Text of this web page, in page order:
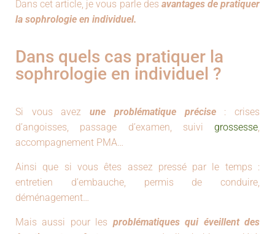
Dans cet article, je vous parle des avantages de pratiquer
la sophrologie en individuel.
Dans quels cas pratiquer la
sophrologie en individuel ?
Si vous avezune problématique précise: crises
d’angoisses, passage d’examen, suivi grossesse,
accompagnement PMA…
Ainsi que si vous êtes assez pressé par le temps :
entretien d’embauche, permis de conduire,
déménagement…
Mais aussi pour les problématiques qui éveillent des